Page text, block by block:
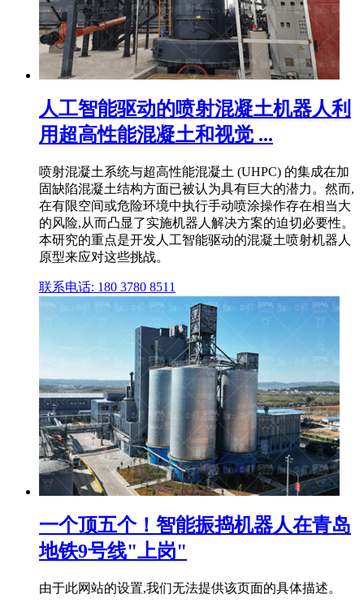
人工智能驱动的喷射混凝土机器人利
用超高性能混凝土和视觉 ...
喷射混凝土系统与超高性能混凝土 (UHPC) 的集成在加
固缺陷混凝土结构方面已被认为具有巨大的潜力。然而,
在有限空间或危险环境中执行手动喷涂操作存在相当大
的风险,从而凸显了实施机器人解决方案的迫切必要性。
本研究的重点是开发人工智能驱动的混凝土喷射机器人
原型来应对这些挑战。
联系电话: 180 3780 8511
一个顶五个！智能振捣机器人在青岛
地铁9号线"上岗"
由于此网站的设置,我们无法提供该页面的具体描述。